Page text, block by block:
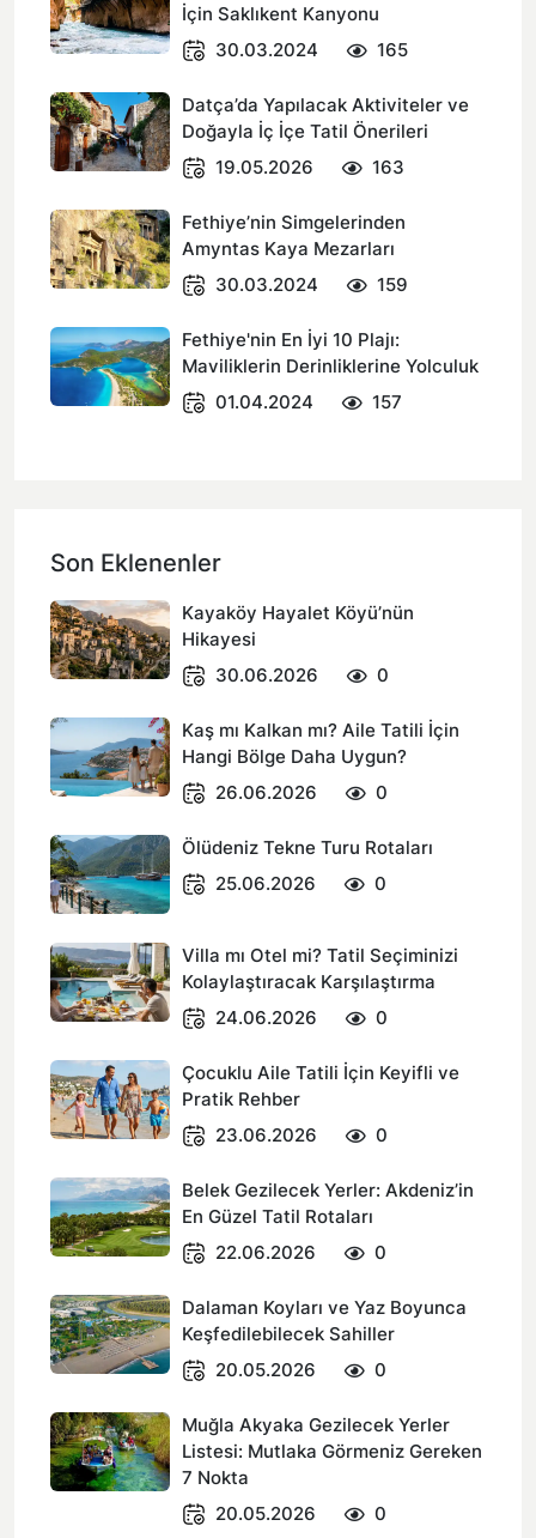
İçin Saklıkent Kanyonu
30.03.2024
165
Datça’da Yapılacak Aktiviteler ve
Doğayla İç İçe Tatil Önerileri
19.05.2026
163
Fethiye’nin Simgelerinden
Amyntas Kaya Mezarları
30.03.2024
159
Fethiye'nin En İyi 10 Plajı:
Maviliklerin Derinliklerine Yolculuk
01.04.2024
157
Son Eklenenler
Kayaköy Hayalet Köyü’nün
Hikayesi
30.06.2026
0
Kaş mı Kalkan mı? Aile Tatili İçin
Hangi Bölge Daha Uygun?
26.06.2026
0
Ölüdeniz Tekne Turu Rotaları
25.06.2026
0
Villa mı Otel mi? Tatil Seçiminizi
Kolaylaştıracak Karşılaştırma
24.06.2026
0
Çocuklu Aile Tatili İçin Keyifli ve
Pratik Rehber
23.06.2026
0
Belek Gezilecek Yerler: Akdeniz’in
En Güzel Tatil Rotaları
22.06.2026
0
Dalaman Koyları ve Yaz Boyunca
Keşfedilebilecek Sahiller
20.05.2026
0
Muğla Akyaka Gezilecek Yerler
Listesi: Mutlaka Görmeniz Gereken
7 Nokta
20.05.2026
0